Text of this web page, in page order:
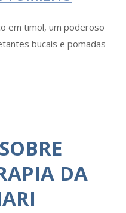
em timol, um poderoso
bucais e pomadas
DA